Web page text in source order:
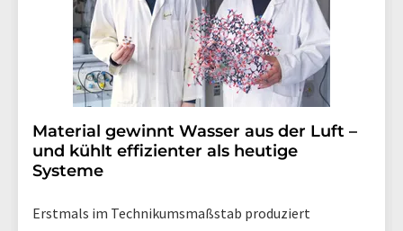
Material gewinnt Wasser aus der Luft –
und kühlt effizienter als heutige
Systeme
Erstmals im Technikumsmaßstab produziert